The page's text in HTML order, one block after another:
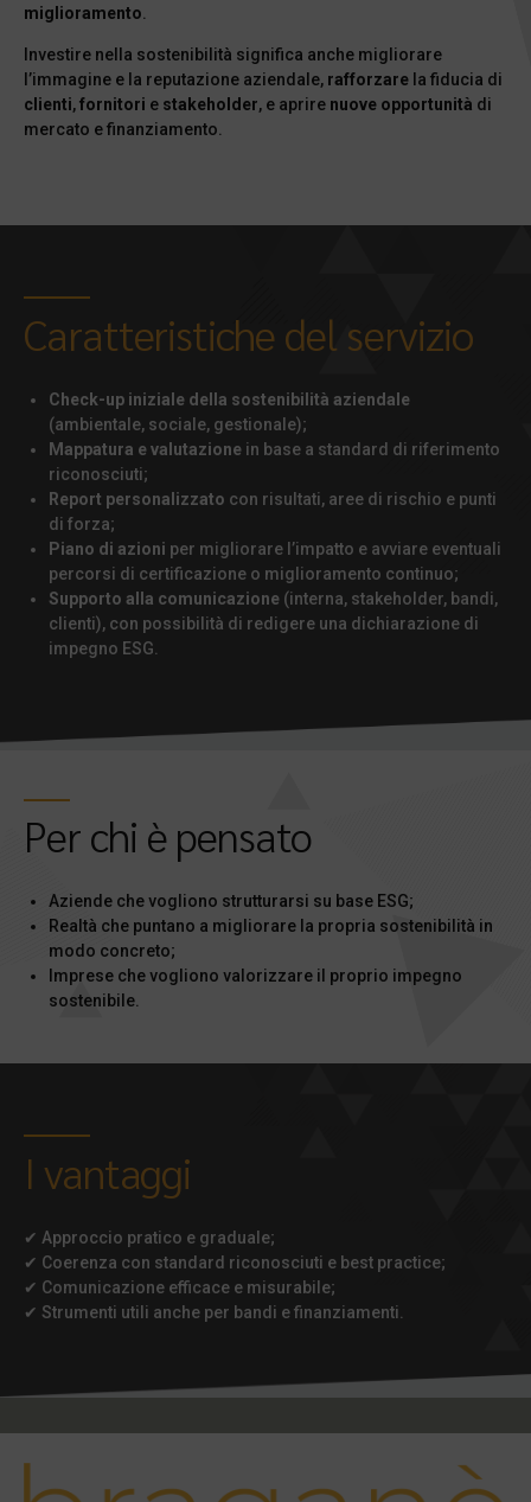
miglioramento
Investire nella sostenibilità significa anche migliorare
l’immagine e la reputazione aziendale, rafforzare la fiducia di
clienti,fornitori e stakeholder, e aprire nuove opportunità di
mercato e finanziamento.
Caratteristiche del servizio
Check-up iniziale della sostenibilità aziendale
(ambientale, sociale, gestionale);
Mappatura e valutazione in base a standard di riferimento
riconosciuti;
Report personalizzato con risultati, aree di rischio e punti
di forza;
Piano di azioni per migliorare l’impatto e avviare eventuali
percorsi di certificazione o miglioramento continuo;
Supporto alla comunicazione (interna, stakeholder, bandi,
clienti), con possibilità di redigere una dichiarazione di
impegno ESG.
Per chi è pensato
Aziende che vogliono strutturarsi su base ESG;
Realtà che puntano a migliorare la propria sostenibilità in
modo concreto;
Imprese che vogliono valorizzare il proprio impegno
sostenibile.
I vantaggi
✔ Approccio pratico e graduale;
✔ Coerenza con standard riconosciuti e best practice;
✔ Comunicazione efficace e misurabile;
✔ Strumenti utili anche per bandi e finanziamenti.